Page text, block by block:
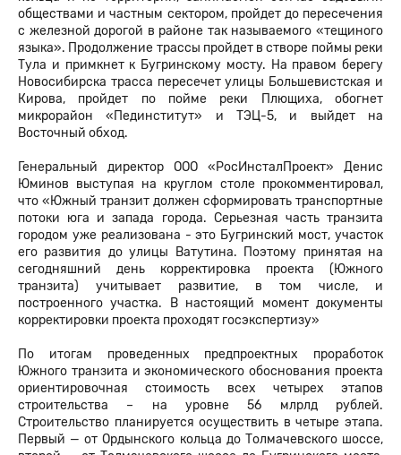
обществами и частным сектором, пройдет до пересечения
с железной дорогой в районе так называемого «тещиного
языка». Продолжение трассы пройдет в створе поймы реки
Тула и примкнет к Бугринскому мосту. На правом берегу
Новосибирска трасса пересечет улицы Большевистская и
Кирова, пройдет по пойме реки Плющиха, обогнет
микрорайон «Пединститут» и ТЭЦ-5, и выйдет на
Восточный обход.
Генеральный директор ООО «РосИнсталПроект» Денис
Юминов выступая на круглом столе прокомментировал,
что «Южный транзит должен сформировать транспортные
потоки юга и запада города. Серьезная часть транзита
городом уже реализована - это Бугринский мост, участок
его развития до улицы Ватутина. Поэтому принятая на
сегодняшний день корректировка проекта (Южного
транзита) учитывает развитие, в том числе, и
построенного участка. В настоящий момент документы
корректировки проекта проходят госэкспертизу»
По итогам проведенных предпроектных проработок
Южного транзита и экономического обоснования проекта
ориентировочная стоимость всех четырех этапов
строительства – на уровне 56 млрлд рублей.
Строительство планируется осуществить в четыре этапа.
Первый — от Ордынского кольца до Толмачевского шоссе,